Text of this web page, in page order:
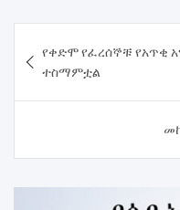
navigation
የቀድሞ የፈረሰኞቹ የአጥቂ
ተስማምቷል